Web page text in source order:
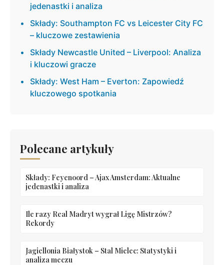
jedenastki i analiza
Składy: Southampton FC vs Leicester City FC
– kluczowe zestawienia
Składy Newcastle United – Liverpool: Analiza
i kluczowi gracze
Składy: West Ham – Everton: Zapowiedź
kluczowego spotkania
Polecane artykuły
Składy: Feyenoord – Ajax Amsterdam: Aktualne
jedenastki i analiza
Ile razy Real Madryt wygrał Ligę Mistrzów?
Rekordy
Jagiellonia Białystok – Stal Mielec: Statystyki i
analiza meczu